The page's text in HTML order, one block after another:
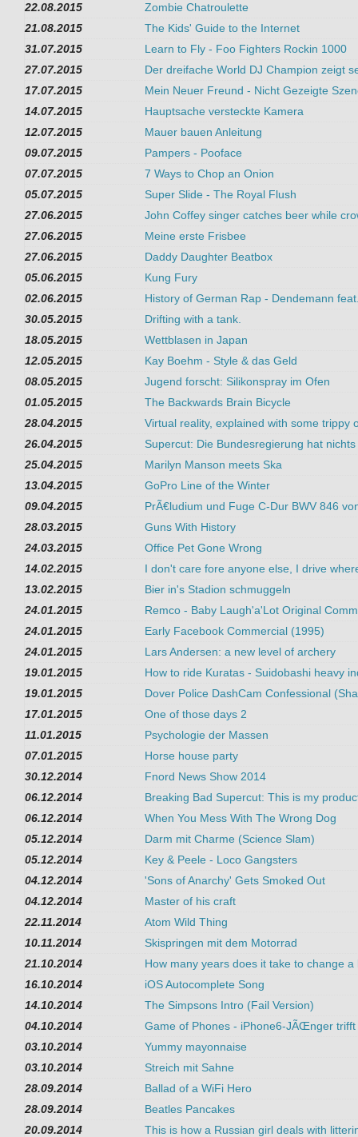
22.08.2015
Zombie Chatroulette
21.08.2015
The Kids' Guide to the Internet
31.07.2015
Learn to Fly - Foo Fighters Rockin 1000
27.07.2015
Der dreifache World DJ Champion zeigt
17.07.2015
Mein Neuer Freund - Nicht Gezeigte
14.07.2015
Hauptsache versteckte Kamera
12.07.2015
Mauer bauen Anleitung
09.07.2015
Pampers - Pooface
07.07.2015
7 Ways to Chop an Onion
05.07.2015
Super Slide - The Royal Flush
27.06.2015
John Coffey singer catches beer while
27.06.2015
Meine erste Frisbee
27.06.2015
Daddy Daughter Beatbox
05.06.2015
Kung Fury
02.06.2015
History of German Rap - Dendemann
30.05.2015
Drifting with a tank.
18.05.2015
Wettblasen in Japan
12.05.2015
Kay Boehm - Style & das Geld
08.05.2015
Jugend forscht: Silikonspray im Ofen
01.05.2015
The Backwards Brain Bicycle
28.04.2015
Virtual reality, explained with some trippy
26.04.2015
Supercut: Die Bundesregierung hat
25.04.2015
Marilyn Manson meets Ska
13.04.2015
GoPro Line of the Winter
09.04.2015
PrÃ€ludium und Fuge C-Dur BWV 846
28.03.2015
Guns With History
24.03.2015
Office Pet Gone Wrong
14.02.2015
I don't care fore anyone else, I drive
13.02.2015
Bier in's Stadion schmuggeln
24.01.2015
Remco - Baby Laugh'a'Lot Original
24.01.2015
Early Facebook Commercial (1995)
24.01.2015
Lars Andersen: a new level of archery
19.01.2015
How to ride Kuratas - Suidobashi heavy
19.01.2015
Dover Police DashCam Confessional
17.01.2015
One of those days 2
11.01.2015
Psychologie der Massen
07.01.2015
Horse house party
30.12.2014
Fnord News Show 2014
06.12.2014
Breaking Bad Supercut: This is my
06.12.2014
When You Mess With The Wrong Dog
05.12.2014
Darm mit Charme (Science Slam)
05.12.2014
Key & Peele - Loco Gangsters
04.12.2014
'Sons of Anarchy' Gets Smoked Out
04.12.2014
Master of his craft
22.11.2014
Atom Wild Thing
10.11.2014
Skispringen mit dem Motorrad
21.10.2014
How many years does it take to change a
16.10.2014
iOS Autocomplete Song
14.10.2014
The Simpsons Intro (Fail Version)
04.10.2014
Game of Phones - iPhone6-JÃŒnger trifft
03.10.2014
Yummy mayonnaise
03.10.2014
Streich mit Sahne
28.09.2014
Ballad of a WiFi Hero
28.09.2014
Beatles Pancakes
20.09.2014
This is how a Russian girl deals with